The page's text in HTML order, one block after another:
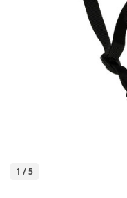
1 /5